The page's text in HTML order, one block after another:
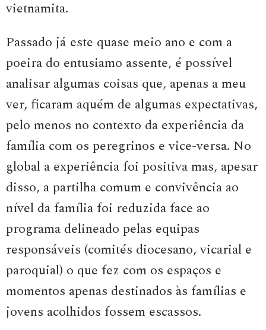
vietnamita.
Passado já este quase meio ano e com a
poeira do entusiamo assente, é possível
analisar algumas coisas que, apenas a meu
ver, ficaram aquém de algumas expectativas,
pelo menos no contexto da experiência da
família com os peregrinos e vice-versa. No
global a experiência foi positiva mas, apesar
disso, a partilha comum e convivência ao
nível da família foi reduzida face ao
programa delineado pelas equipas
responsáveis (comités diocesano, vicarial e
paroquial) o que fez com os espaços e
momentos apenas destinados às famílias e
jovens acolhidos fossem escassos.